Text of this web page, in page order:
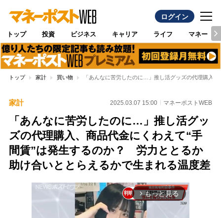
ログイン
トップ 投資 ビジネス キャリア ライフ マネー
トップ 家計 買い物 「あんなに苦労したのに…」推し活グッズの代理購入
家計 2025.03.07 15:00 マネーポストWEB
「あんなに苦労したのに…」推し活グッ
ズの代理購入、商品代金にくわえて“手
間賃”は発生するのか？ 労力ととるか
助け合いととらえるかで生まれる温度差
arrow_forward_ios もっと見る